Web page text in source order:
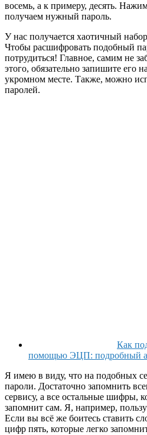
восемь, а к примеру, десять.
получаем нужный пароль.
У нас получается хаотичный
Чтобы расшифровать подобный
потрудиться! Главное, самим не
этого, обязательно запишите его
укромном месте. Также, можно
паролей.
Как
помощью ЭЦП: подробный
Я имею в виду, что на подобных
пароли. Достаточно запомнить
сервису, а все остальные шифры,
запомнит сам. Я, например,
Если вы всё же боитесь ставить
цифр пять, которые легко